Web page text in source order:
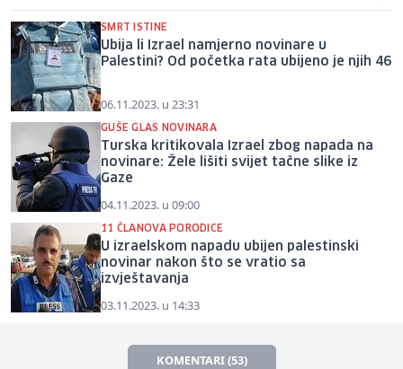
SMRT ISTINE
Ubija li Izrael namjerno novinare u
Palestini? Od početka rata ubijeno je njih 46
06.11.2023. u 23:31
GUŠE GLAS NOVINARA
Turska kritikovala Izrael zbog napada na
novinare: Žele lišiti svijet tačne slike iz
Gaze
04.11.2023. u 09:00
11 ČLANOVA PORODICE
U izraelskom napadu ubijen palestinski
novinar nakon što se vratio sa
izvještavanja
03.11.2023. u 14:33
KOMENTARI (53)